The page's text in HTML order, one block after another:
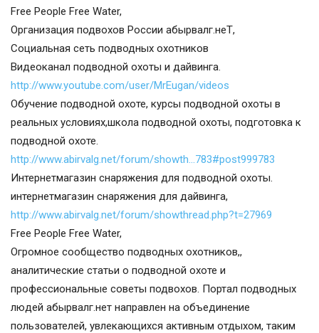
Free People Free Water,
Организация подвохов России абырвалг.неТ,
Социальная сеть подводных охотников
Видеоканал подводной охоты и дайвинга.
http://www.youtube.com/user/MrEugan/videos
Обучение подводной охоте, курсы подводной охоты в
реальных условиях,школа подводной охоты, подготовка к
подводной охоте.
http://www.abirvalg.net/forum/showth…783#post999783
Интернетмагазин снаряжения для подводной охоты.
интернетмагазин снаряжения для дайвинга,
http://www.abirvalg.net/forum/showthread.php?t=27969
Free People Free Water,
Огромное сообщество подводных охотников,,
аналитические статьи о подводной охоте и
профессиональные советы подвохов. Портал подводных
людей абырвалг.нет направлен на объединение
пользователей, увлекающихся активным отдыхом, таким